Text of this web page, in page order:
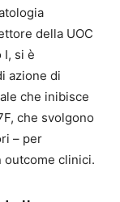
della UOC
si è
azione di
che inibisce
che svolgono
– per
outcome clinici.